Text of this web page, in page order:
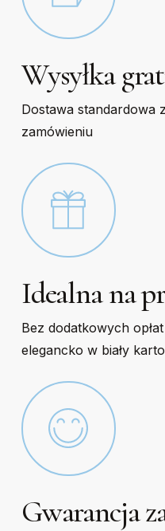
Wysyłka
Dostawa standardowa
zamówieniu
Idealna na
Bez dodatkowych
elegancko w biały
Gwarancja